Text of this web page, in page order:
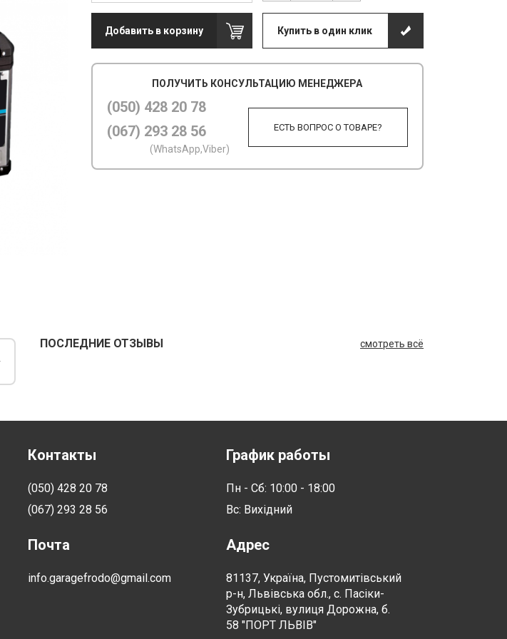
Добавить в корзину Купить в один клик
ПОЛУЧИТЬ КОНСУЛЬТАЦИЮ МЕНЕДЖЕРА
(050) 428 20 78
(067) 293 28 56
(WhatsApp,Viber)
ЕСТЬ ВОПРОС О ТОВАРЕ?
ПОСЛЕДНИЕ ОТЗЫВЫ смотреть всё
Контакты
(050) 428 20 78
(067) 293 28 56
Почта
info.garagefrodo@gmail.com
График работы
Пн - Сб: 10:00 - 18:00
Вс: Вихідний
Адрес
81137, Україна, Пустомитівський
р-н, Львівська обл., с. Пасіки-
Зубрицькі, вулиця Дорожна, б.
58 "ПОРТ ЛЬВІВ"